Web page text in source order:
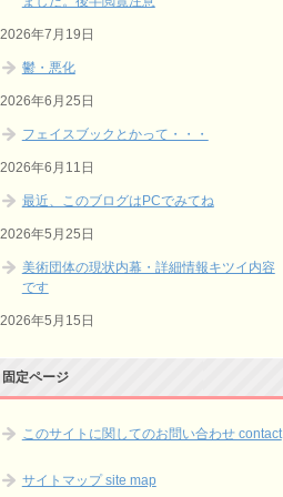
2026年7月19日
鬱・悪化
2026年6月25日
フェイスブックとかって・・・
2026年6月11日
最近、このブログはPCでみてね
2026年5月25日
美術団体の現状内幕・詳細情報キツイ内容
です
2026年5月15日
固定ページ
このサイトに関してのお問い合わせ contact
サイトマップ site map